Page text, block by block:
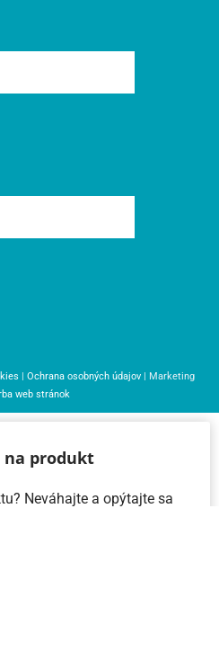
| Ochrana osobných údajov | Marketing
web stránok
na produkt
Neváhajte a opýtajte sa